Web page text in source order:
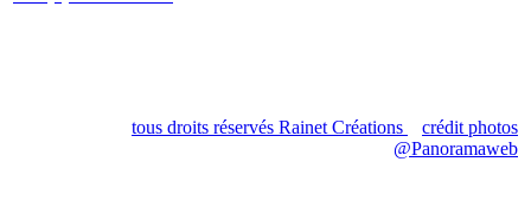
tous droits réservés Rainet Créations
crédit photos
@Panoramaweb